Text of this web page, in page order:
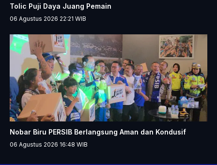
Tolic Puji Daya Juang Pemain
06 Agustus 2026 22:21 WIB
Nobar Biru PERSIB Berlangsung Aman dan Kondusif
06 Agustus 2026 16:48 WIB